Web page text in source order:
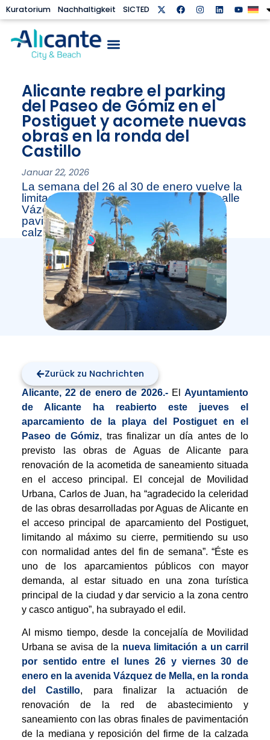
Kuratorium Nachhaltigkeit SICTED
Alicante reabre el parking
del Paseo de Gómiz en el
Postiguet y acomete nuevas
obras en la ronda del
Castillo
Januar 22, 2026
La semana del 26 al 30 de enero vuelve la
limitación a un carril por sentido en la calle
Vázquez de Mella para la reposición de
pavimentos en la mediana y firme en la
calzada
Zurück zu Nachrichten
Alicante, 22 de enero de 2026.-ElAyuntamiento
de Alicante ha reabierto este jueves el
aparcamiento de la playa del Postiguet
en el
Paseo de Gómiz, tras finalizar un día antes de lo
previsto las obras de Aguas de Alicante para
renovación de la acometida de saneamiento situada
en el acceso principal. El concejal de Movilidad
Urbana, Carlos de Juan, ha “agradecido la celeridad
de las obras desarrolladas por Aguas de Alicante en
el acceso principal de aparcamiento del Postiguet,
limitando al máximo su cierre, permitiendo su uso
con normalidad antes del fin de semana”. “Éste es
uno de los aparcamientos públicos con mayor
demanda, al estar situado en una zona turística
principal de la ciudad y dar servicio a la zona centro
y casco antiguo”, ha subrayado el edil.
Al mismo tiempo, desde la concejalía de Movilidad
Urbana se avisa de la nueva limitación a un carril
por sentido entre el lunes 26 y viernes 30 de
enero en la avenida Vázquez de Mella, en la ronda
del Castillo, para finalizar la actuación de
renovación de la red de abastecimiento y
saneamiento con las obras finales de pavimentación
de la mediana y reposición del firme de la calzada